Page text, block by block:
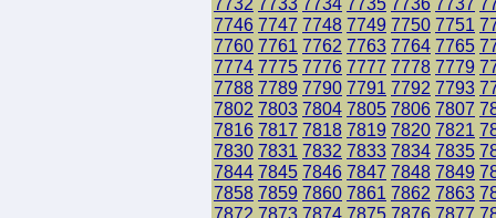
7746 7747 7748 7749 7750 7751
7760 7761 7762 7763 7764 7765
7774 7775 7776 7777 7778 7779
7788 7789 7790 7791 7792 7793
7802 7803 7804 7805 7806 7807
7816 7817 7818 7819 7820 7821
7830 7831 7832 7833 7834 7835
7844 7845 7846 7847 7848 7849
7858 7859 7860 7861 7862 7863
7872 7873 7874 7875 7876 7877